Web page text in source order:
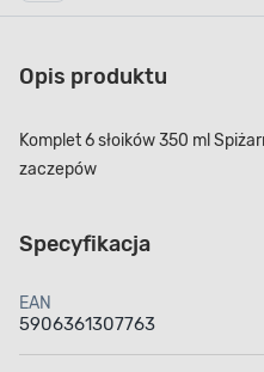
Opis produktu
Komplet 6 słoików 350 ml
zaczepów
Specyfikacja
EAN
5906361307763